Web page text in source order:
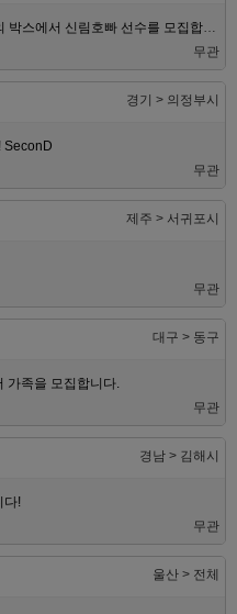
무관
경기 > 의정부시
SeconD
무관
제주 > 서귀포시
무관
대구 > 동구
가족을 모집합니다.
무관
경남 > 김해시
다!
무관
울산 > 전체